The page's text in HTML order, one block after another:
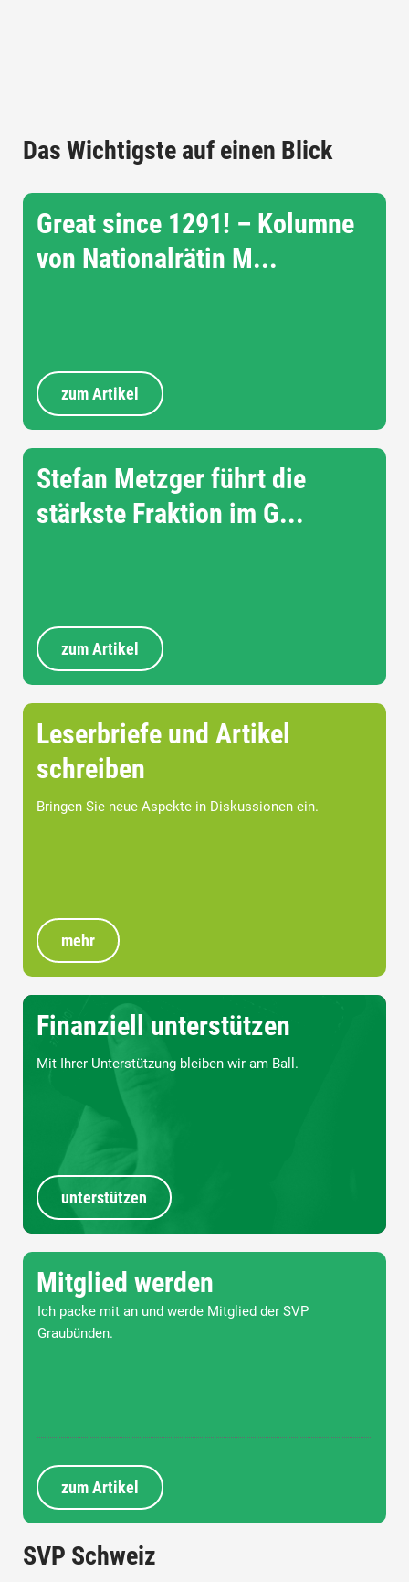
Das Wichtigste auf einen Blick
Great since 1291! – Kolumne
von Nationalrätin M...
zum Artikel
Stefan Metzger führt die
stärkste Fraktion im G...
zum Artikel
Leserbriefe und Artikel
schreiben
Bringen Sie neue Aspekte in Diskussionen ein.
mehr
Finanziell unterstützen
Mit Ihrer Unterstützung bleiben wir am Ball.
unterstützen
Mitglied werden
Ich packe mit an und werde Mitglied der SVP
Graubünden.
zum Artikel
SVP Schweiz